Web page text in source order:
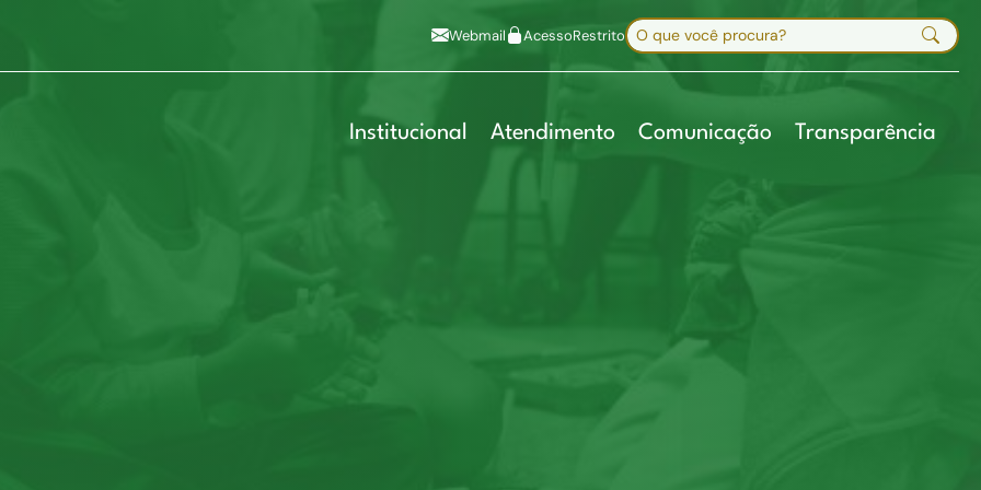
Mapa do site
Webmail AcessoRestritoBuscar no site
Digite sua busca e pressione Enter
Institucional Atendimento Comunicação Transparência